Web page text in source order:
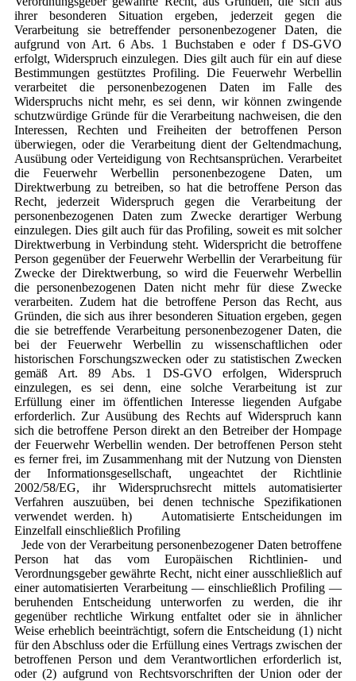
ihrer besonderen Situation ergeben, jederzeit gegen die
Verarbeitung sie betreffender personenbezogener Daten, die
aufgrund von Art. 6 Abs. 1 Buchstaben e oder f DS-GVO
erfolgt, Widerspruch einzulegen. Dies gilt auch für ein auf diese
Bestimmungen gestütztes Profiling. Die Feuerwehr Werbellin
verarbeitet die personenbezogenen Daten im Falle des
Widerspruchs nicht mehr, es sei denn, wir können zwingende
schutzwürdige Gründe für die Verarbeitung nachweisen, die den
Interessen, Rechten und Freiheiten der betroffenen Person
überwiegen, oder die Verarbeitung dient der Geltendmachung,
Ausübung oder Verteidigung von Rechtsansprüchen. Verarbeitet
die Feuerwehr Werbellin personenbezogene Daten, um
Direktwerbung zu betreiben, so hat die betroffene Person das
Recht, jederzeit Widerspruch gegen die Verarbeitung der
personenbezogenen Daten zum Zwecke derartiger Werbung
einzulegen. Dies gilt auch für das Profiling, soweit es mit solcher
Direktwerbung in Verbindung steht. Widerspricht die betroffene
Person gegenüber der Feuerwehr Werbellin der Verarbeitung für
Zwecke der Direktwerbung, so wird die Feuerwehr Werbellin
die personenbezogenen Daten nicht mehr für diese Zwecke
verarbeiten. Zudem hat die betroffene Person das Recht, aus
Gründen, die sich aus ihrer besonderen Situation ergeben, gegen
die sie betreffende Verarbeitung personenbezogener Daten, die
bei der Feuerwehr Werbellin zu wissenschaftlichen oder
historischen Forschungszwecken oder zu statistischen Zwecken
gemäß Art. 89 Abs. 1 DS-GVO erfolgen, Widerspruch
einzulegen, es sei denn, eine solche Verarbeitung ist zur
Erfüllung einer im öffentlichen Interesse liegenden Aufgabe
erforderlich. Zur Ausübung des Rechts auf Widerspruch kann
sich die betroffene Person direkt an den Betreiber der Hompage
der Feuerwehr Werbellin wenden. Der betroffenen Person steht
es ferner frei, im Zusammenhang mit der Nutzung von Diensten
der Informationsgesellschaft, ungeachtet der Richtlinie
2002/58/EG, ihr Widerspruchsrecht mittels automatisierter
Verfahren auszuüben, bei denen technische Spezifikationen
verwendet werden. h) Automatisierte Entscheidungen im
Einzelfall einschließlich Profiling
Jede von der Verarbeitung personenbezogener Daten betroffene
Person hat das vom Europäischen Richtlinien- und
Verordnungsgeber gewährte Recht, nicht einer ausschließlich auf
einer automatisierten Verarbeitung — einschließlich Profiling —
beruhenden Entscheidung unterworfen zu werden, die ihr
gegenüber rechtliche Wirkung entfaltet oder sie in ähnlicher
Weise erheblich beeinträchtigt, sofern die Entscheidung (1) nicht
für den Abschluss oder die Erfüllung eines Vertrags zwischen der
betroffenen Person und dem Verantwortlichen erforderlich ist,
oder (2) aufgrund von Rechtsvorschriften der Union oder der